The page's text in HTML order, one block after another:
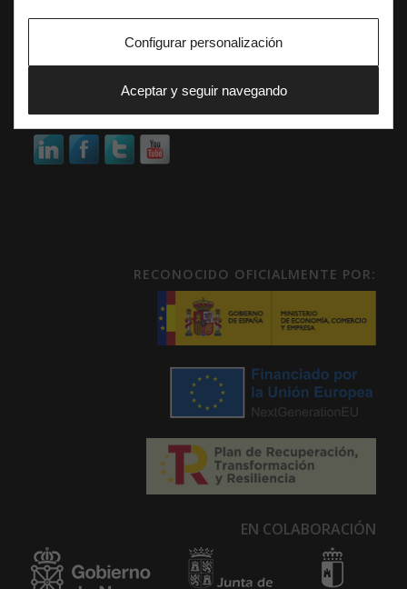
www.cocef.com
www.empleofrancia.com
www.testelyte.com
SOCIAL
RECONOCIDO OFICIALMENTE POR:
EN COLABORACIÓN
Configurar personalización
Aceptar y seguir navegando